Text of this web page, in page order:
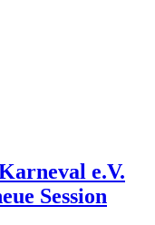
e.V.
Session